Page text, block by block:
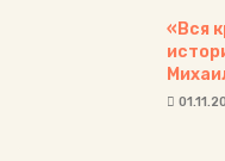
«Вся